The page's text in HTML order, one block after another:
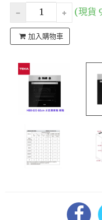
(現貨
加入購物車